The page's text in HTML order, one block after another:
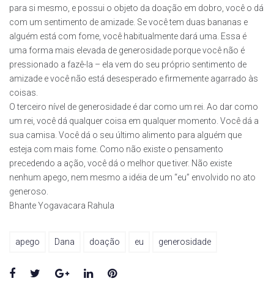
para si mesmo, e possui o objeto da doação em dobro, você o dá
com um sentimento de amizade. Se você tem duas bananas e
alguém está com fome, você habitualmente dará uma. Essa é
uma forma mais elevada de generosidade porque você não é
pressionado a fazê-la – ela vem do seu próprio sentimento de
amizade e você não está desesperado e firmemente agarrado às
coisas.
O terceiro nível de generosidade é dar como um rei. Ao dar como
um rei, você dá qualquer coisa em qualquer momento. Você dá a
sua camisa. Você dá o seu último alimento para alguém que
esteja com mais fome. Como não existe o pensamento
precedendo a ação, você dá o melhor que tiver. Não existe
nenhum apego, nem mesmo a idéia de um “eu” envolvido no ato
generoso.
Bhante Yogavacara Rahula
apego Dana doação eu generosidade
Facebook
TwitterGoogle+LinkedInPinterest